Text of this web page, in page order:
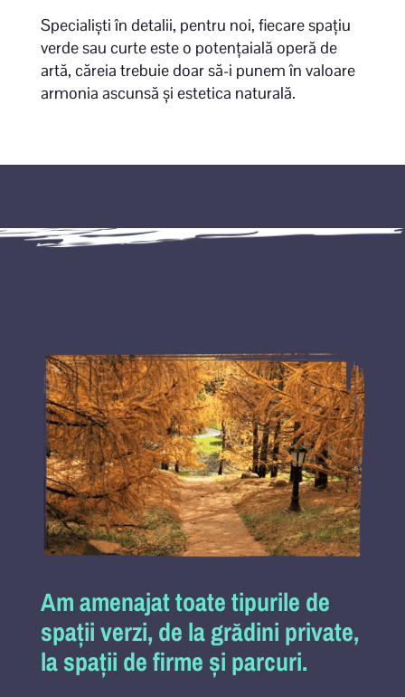
Specialiști în detalii, pentru noi, fiecare spațiu
verde sau curte este o potențaială operă de
artă, căreia trebuie doar să-i punem în valoare
armonia ascunsă și estetica naturală.
Am amenajat toate tipurile de
spații verzi, de lagrădini private,
la spații de firme și parcuri.